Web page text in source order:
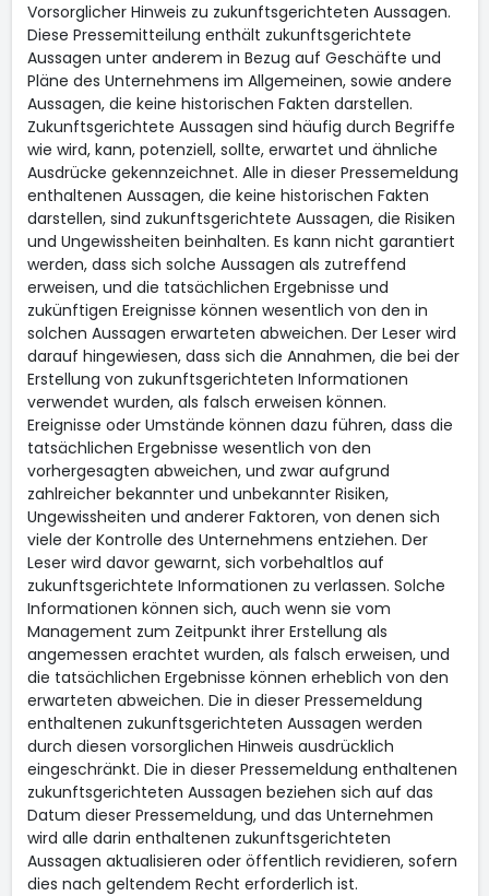
Vorsorglicher Hinweis zu zukunftsgerichteten Aussagen.
Diese Pressemitteilung enthält zukunftsgerichtete
Aussagen unter anderem in Bezug auf Geschäfte und
Pläne des Unternehmens im Allgemeinen, sowie andere
Aussagen, die keine historischen Fakten darstellen.
Zukunftsgerichtete Aussagen sind häufig durch Begriffe
wie wird, kann, potenziell, sollte, erwartet und ähnliche
Ausdrücke gekennzeichnet. Alle in dieser Pressemeldung
enthaltenen Aussagen, die keine historischen Fakten
darstellen, sind zukunftsgerichtete Aussagen, die Risiken
und Ungewissheiten beinhalten. Es kann nicht garantiert
werden, dass sich solche Aussagen als zutreffend
erweisen, und die tatsächlichen Ergebnisse und
zukünftigen Ereignisse können wesentlich von den in
solchen Aussagen erwarteten abweichen. Der Leser wird
darauf hingewiesen, dass sich die Annahmen, die bei der
Erstellung von zukunftsgerichteten Informationen
verwendet wurden, als falsch erweisen können.
Ereignisse oder Umstände können dazu führen, dass die
tatsächlichen Ergebnisse wesentlich von den
vorhergesagten abweichen, und zwar aufgrund
zahlreicher bekannter und unbekannter Risiken,
Ungewissheiten und anderer Faktoren, von denen sich
viele der Kontrolle des Unternehmens entziehen. Der
Leser wird davor gewarnt, sich vorbehaltlos auf
zukunftsgerichtete Informationen zu verlassen. Solche
Informationen können sich, auch wenn sie vom
Management zum Zeitpunkt ihrer Erstellung als
angemessen erachtet wurden, als falsch erweisen, und
die tatsächlichen Ergebnisse können erheblich von den
erwarteten abweichen. Die in dieser Pressemeldung
enthaltenen zukunftsgerichteten Aussagen werden
durch diesen vorsorglichen Hinweis ausdrücklich
eingeschränkt. Die in dieser Pressemeldung enthaltenen
zukunftsgerichteten Aussagen beziehen sich auf das
Datum dieser Pressemeldung, und das Unternehmen
wird alle darin enthaltenen zukunftsgerichteten
Aussagen aktualisieren oder öffentlich revidieren, sofern
dies nach geltendem Recht erforderlich ist.